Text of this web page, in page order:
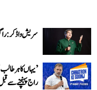
سریش واڈکر:
’یہاں کا ہر
راج پہنچنے سے